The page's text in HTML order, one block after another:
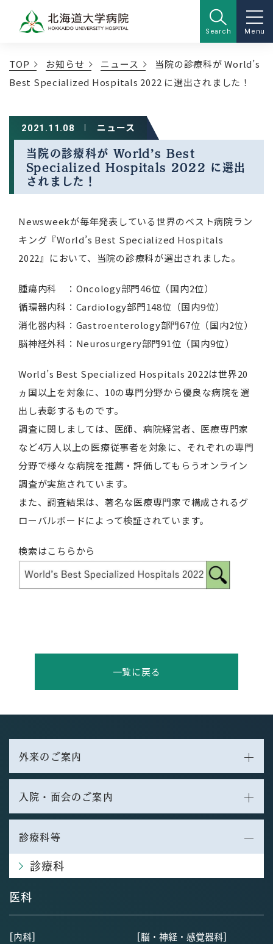
Search Menu
TOP お知らせ ニュース
当院の診療科が World’s
Best Specialized Hospitals 2022 に選出されました！
2021.11.08 ニュース
当院の診療科が World’s Best
Specialized Hospitals 2022 に選出
されました！
Newsweekが毎年発表している世界のベスト病院ラン
キング『World’s Best Specialized Hospitals
2022』において、当院の診療科が選出されました。
腫瘍内科 ：Oncology部門46位（国内2位）
循環器内科：Cardiology部門148位（国内9位）
消化器内科：Gastroenterology部門67位（国内2位）
脳神経外科：Neurosurgery部門91位（国内9位）
World’s Best Specialized Hospitals 2022は世界20
ヵ国以上を対象に、10の専門分野から優良な病院を選
出し表彰するものです。
調査に関しましては、医師、病院経営者、医療専門家
など4万人以上の医療従事者を対象に、それぞれの専門
分野で様々な病院を推薦・評価してもらうオンライン
調査が実施されています。
また、調査結果は、著名な医療専門家で構成されるグ
ローバルボードによって検証されています。
検索はこちらから
一覧に戻る
外来のご案内
入院・面会のご案内
診療科等
診療科
医科
[内科] [脳・神経・感覚器科]